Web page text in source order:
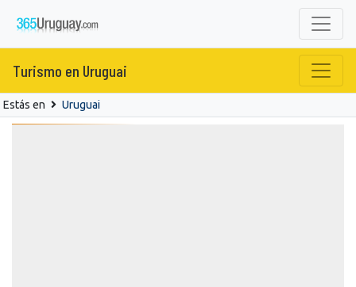
Turismo en Uruguai
Estás en Uruguai